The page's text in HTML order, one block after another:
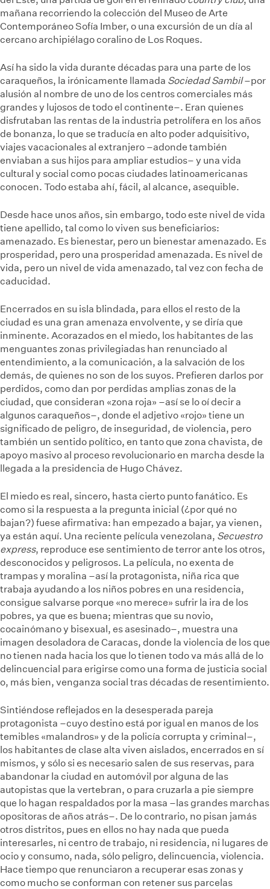
mañana recorriendo la colección del Museo de Arte
Contemporáneo Sofía Imber, o una excursión de un día al
cercano archipiélago coralino de Los Roques.
Así ha sido la vida durante décadas para una parte de los
caraqueños, la irónicamente llamada Sociedad Sambil–por
alusión al nombre de uno de los centros comerciales más
grandes y lujosos de todo el continente–. Eran quienes
disfrutaban las rentas de la industria petrolífera en los años
de bonanza, lo que se traducía en alto poder adquisitivo,
viajes vacacionales al extranjero –adonde también
enviaban a sus hijos para ampliar estudios– y una vida
cultural y social como pocas ciudades latinoamericanas
conocen. Todo estaba ahí, fácil, al alcance, asequible.
Desde hace unos años, sin embargo, todo este nivel de vida
tiene apellido, tal como lo viven sus beneficiarios:
amenazado. Es bienestar, pero un bienestar amenazado. Es
prosperidad, pero una prosperidad amenazada. Es nivel de
vida, pero un nivel de vida amenazado, tal vez con fecha de
caducidad.
Encerrados en su isla blindada, para ellos el resto de la
ciudad es una gran amenaza envolvente, y se diría que
inminente. Acorazados en el miedo, los habitantes de las
menguantes zonas privilegiadas han renunciado al
entendimiento, a la comunicación, a la salvación de los
demás, de quienes no son de los suyos. Prefieren darlos por
perdidos, como dan por perdidas amplias zonas de la
ciudad, que consideran «zona roja» –así se lo oí decir a
algunos caraqueños–, donde el adjetivo «rojo» tiene un
significado de peligro, de inseguridad, de violencia, pero
también un sentido político, en tanto que zona chavista, de
apoyo masivo al proceso revolucionario en marcha desde la
llegada a la presidencia de Hugo Chávez.
El miedo es real, sincero, hasta cierto punto fanático. Es
como si la respuesta a la pregunta inicial (¿por qué no
bajan?) fuese afirmativa: han empezado a bajar, ya vienen,
ya están aquí. Una reciente película venezolana, Secuestro
express, reproduce ese sentimiento de terror ante los otros,
desconocidos y peligrosos. La película, no exenta de
trampas y moralina –así la protagonista, niña rica que
trabaja ayudando a los niños pobres en una residencia,
consigue salvarse porque «no merece» sufrir la ira de los
pobres, ya que es buena; mientras que su novio,
cocainómano y bisexual, es asesinado–, muestra una
imagen desoladora de Caracas, donde la violencia de los que
no tienen nada hacia los que lo tienen todo va más allá de lo
delincuencial para erigirse como una forma de justicia social
o, más bien, venganza social tras décadas de resentimiento.
Sintiéndose reflejados en la desesperada pareja
protagonista –cuyo destino está por igual en manos de los
temibles «malandros» y de la policía corrupta y criminal–,
los habitantes de clase alta viven aislados, encerrados en sí
mismos, y sólo si es necesario salen de sus reservas, para
abandonar la ciudad en automóvil por alguna de las
autopistas que la vertebran, o para cruzarla a pie siempre
que lo hagan respaldados por la masa –las grandes marchas
opositoras de años atrás–. De lo contrario, no pisan jamás
otros distritos, pues en ellos no hay nada que pueda
interesarles, ni centro de trabajo, ni residencia, ni lugares de
ocio y consumo, nada, sólo peligro, delincuencia, violencia.
Hace tiempo que renunciaron a recuperar esas zonas y
como mucho se conforman con retener sus parcelas